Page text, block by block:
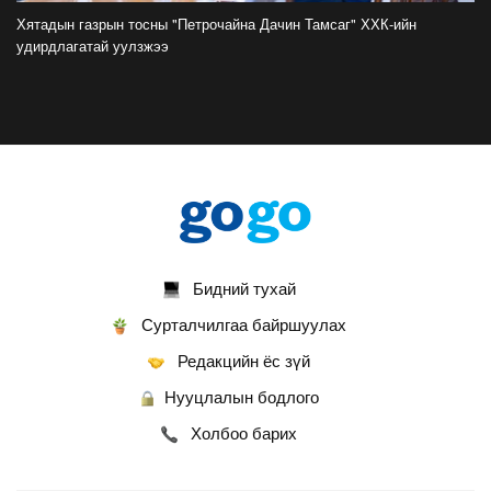
2026-07-20
Б.Орхонбаяр
2026-07-13
ФОТО: Дархан аварга Н.Батсуурь элэг бүсээ
тайлж наадамчин олноор уухайлуулсан
агшин
2026-07-12
ФОТО: Үзэгчдийг суудлаас нь өндөлзүүлсэн
2026-07-12
Хятадын газрын тосны "Петрочайна Дачин Тамсаг" ХХК-ийн
удирдлагатай уулзжээ
Бидний тухай
Сурталчилгаа байршуулах
Редакцийн ёс зүй
Нууцлалын бодлого
Холбоо барих